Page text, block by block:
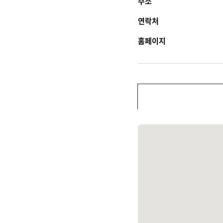
연락처
홈페이지